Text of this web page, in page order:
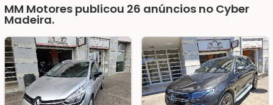
MM Motores publicou 26 anúncios no Cyber
Madeira.